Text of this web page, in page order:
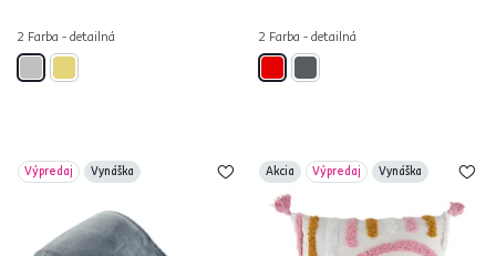
2 Farba - detailná 2 Farba - detailná
Výpredaj Vynáška Akcia Výpredaj Vynáška